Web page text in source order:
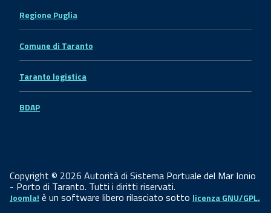
Regione Puglia
Comune di Taranto
Taranto logistica
BDAP
Copyright © 2026 Autorità di Sistema Portuale del Mar Ionio
- Porto di Taranto. Tutti i diritti riservati.
Joomla! è un software libero rilasciato sotto licenza GNU/GPL.